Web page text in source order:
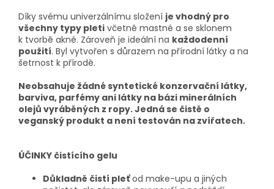
Díky svému univerzálnímu složení je vhodný pro
všechny typy pleti včetně mastné a se sklonem
k tvorbě akné. Zároveň je ideální na každodenní
použití. Byl vytvořen s důrazem na přírodní látky a na
šetrnost k přírodě.
Neobsahuje žádné syntetické konzervační látky,
barviva, parfémy ani látky na bázi minerálních
olejů vyráběných z ropy. Jedná se čistě o
veganský produkt a není testován na zvířatech.
ÚČINKY čistícího gelu
Důkladně čistí pleťod make-upu a jiných